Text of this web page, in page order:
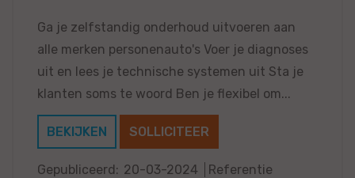
Ga je zelfstandig onderhoud uitvoeren aan
alle merken personenauto's Voer je diagnoses
uit en lees je technische systemen uit Sta je
klanten soms te woord Ben je flexibel om...
BEKIJKEN SOLLICITEER
Gepubliceerd: 20-03-2024
Referentie